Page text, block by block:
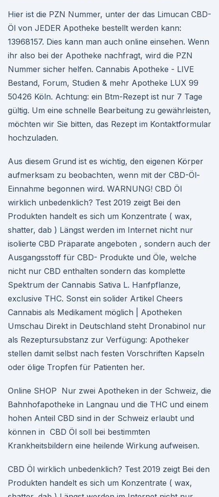
Hier ist die PZN Nummer, unter der das Limucan CBD-
Öl von JEDER Apotheke bestellt werden kann:
13968157. Dies kann man auch online einsehen. Wenn
ihr also bei der Apotheke nachfragt, wird die PZN
Nummer sicher helfen. Cannabis Apotheke - LIVE
Bestand, Forum, Studien & mehr Apotheke LUX 99
50426 Köln. Achtung: ein Btm-Rezept ist nur 7 Tage
gültig. Um eine schnelle Bearbeitung zu gewährleisten,
möchten wir Sie bitten, das Rezept im Kontaktformular
hochzuladen.
Aus diesem Grund ist es wichtig, den eigenen Körper
aufmerksam zu beobachten, wenn mit der CBD-Öl-
Einnahme begonnen wird. WARNUNG! CBD Öl
wirklich unbedenklich? Test 2019 zeigt Bei den
Produkten handelt es sich um Konzentrate ( wax,
shatter, dab ) Längst werden im Internet nicht nur
isolierte CBD Präparate angeboten , sondern auch der
Ausgangsstoff für CBD- Produkte und Öle, welche
nicht nur CBD enthalten sondern das komplette
Spektrum der Cannabis Sativa L. Hanfpflanze,
exclusive THC. Sonst ein solider Artikel Cheers
Cannabis als Medikament möglich | Apotheken
Umschau Direkt in Deutschland steht Dronabinol nur
als Rezeptursubstanz zur Verfügung: Apotheker
stellen damit selbst nach festen Vorschriften Kapseln
oder ölige Tropfen für Patienten her.
Online SHOP Nur zwei Apotheken in der Schweiz, die
Bahnhofapotheke in Langnau und die THC und einem
hohen Anteil CBD sind in der Schweiz erlaubt und
können in CBD Öl soll bei bestimmten
Krankheitsbildern eine heilende Wirkung aufweisen.
CBD Öl wirklich unbedenklich? Test 2019 zeigt Bei den
Produkten handelt es sich um Konzentrate ( wax,